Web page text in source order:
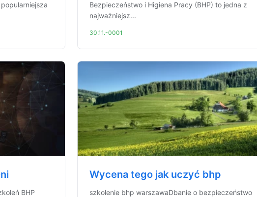
Bezpieczeństwo i Higiena Pracy (BHP) to jedna z
najważniejsz...
30.11.-0001
BHP
Wycena tego jak uczyć bhp
szkolenie bhp warszawaDbanie o bezpieczeństwo